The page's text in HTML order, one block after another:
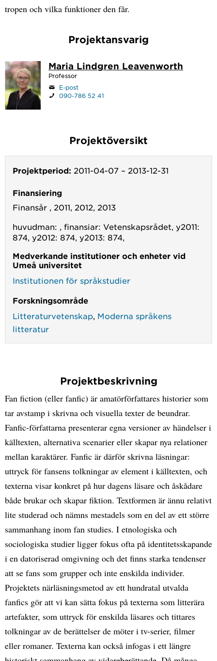
tropen och vilka funktioner den får.
Projektansvarig
Maria Lindgren Leavenworth
Professor
E-post
090-786 52 41
Projektöversikt
Projektperiod: 2011-04-07 – 2013-12-31
Finansiering
Finansår , 2011, 2012, 2013
huvudman: , finansiar: Vetenskapsrådet, y2011:
874, y2012: 874, y2013: 874,
Medverkande institutioner och enheter vid
Umeå universitet
Institutionen för språkstudier
Forskningsområde
Litteraturvetenskap Moderna språkens
litteratur
Projektbeskrivning
Fan fiction (eller fanfic) är amatörförfattares historier som
tar avstamp i skrivna och visuella texter de beundrar.
Fanfic-författarna presenterar egna versioner av händelser i
källtexten, alternativa scenarier eller skapar nya relationer
mellan karaktärer. Fanfic är därför skrivna läsningar:
uttryck för fansens tolkningar av element i källtexten, och
texterna visar konkret på hur dagens läsare och åskådare
både brukar och skapar fiktion. Textformen är ännu relativt
lite studerad och nämns mestadels som en del av ett större
sammanhang inom fan studies. I etnologiska och
sociologiska studier ligger fokus ofta på identitetsskapande
i en datoriserad omgivning och det finns starka tendenser
att se fans som grupper och inte enskilda individer.
Projektets närläsningsmetod av ett hundratal utvalda
fanfics gör att vi kan sätta fokus på texterna som litterära
artefakter, som uttryck för enskilda läsares och tittares
tolkningar av de berättelser de möter i tv-serier, filmer
eller romaner. Texterna kan också infogas i ett längre